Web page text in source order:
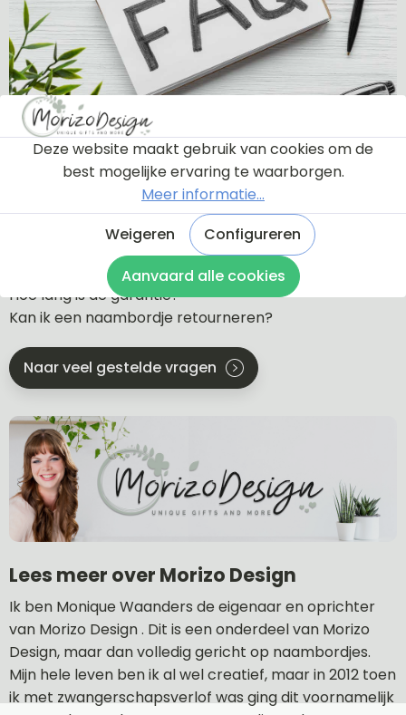
Veelgestelde vragen
Krijg ik eerst een proefdruk te zien?
Welke soorten bevestiging zijn er?
Wat is de levertijd?
Wat zijn de verzendkosten?
Hoe lang is de garantie?
Kan ik een naambordje retourneren?
Naar veel gestelde vragen
Lees meer over Morizo Design
Ik ben Monique Waanders de eigenaar en oprichter
van Morizo Design . Dit is een onderdeel van Morizo
Design, maar dan volledig gericht op naambordjes.
Mijn hele leven ben ik al wel creatief, maar in 2012 toen
ik met zwangerschapsverlof was ging dit voornamelijk
Deze website maakt gebruik van cookies om de
best mogelijke ervaring te waarborgen.
Meer informatie...
Weigeren
Configureren
Aanvaard alle cookies